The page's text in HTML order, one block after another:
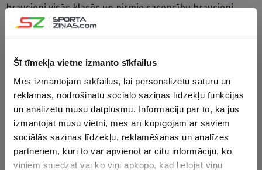
Šī tīmekļa vietne izmanto sīkfailus
Mēs izmantojam sīkfailus, lai personalizētu saturu un
reklāmas, nodrošinātu sociālo saziņas līdzekļu funkcijas
un analizētu mūsu datplūsmu. Informāciju par to, kā jūs
izmantojat mūsu vietni, mēs arī kopīgojam ar saviem
sociālās saziņas līdzekļu, reklamēšanas un analīzes
partneriem, kuri to var apvienot ar citu informāciju, ko
viņiem sniedzat vai ko viņi apkopo, kad lietojat viņu
braucieni visās klasēs un pirmie sacensību braucieni
Eiropas čempionāta klasēs. Svētdien abus braucienus
aizvadīs MX2 un MXGP klases sportisti, kā arī otrajā
motosportisti.
Pasaules čempionāta posms Ķeguma trasē norisināsies
otro gadu pēc kārtas.
CITAS ZIŅAS NO ŠĪS KATEGORIJAS